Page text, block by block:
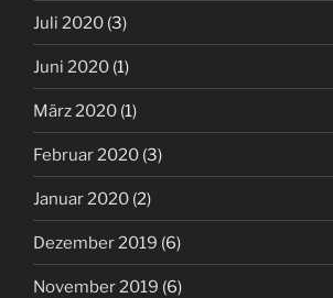
Juli 2020 (3)
Juni 2020 (1)
März 2020 (1)
Februar 2020 (3)
Januar 2020 (2)
Dezember 2019 (6)
November 2019 (6)